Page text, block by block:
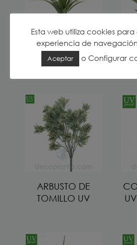
DRÁCENA UV
ARBUSTO DE
TOMILLO UV
Esta web utiliza cookies
experiencia de
Aceptar o Configurar